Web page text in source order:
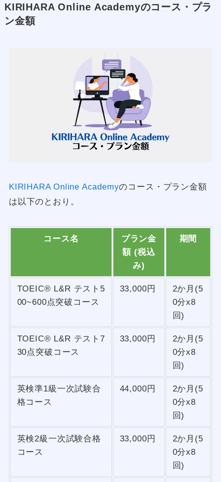
KIRIHARA Online Academyのコース・プラ
ン金額
KIRIHARA Online Academyのコース・プラン金額
は以下のとおり。
コース名
プラン金
額 (税込
み)
期間
TOEIC® L&R テスト5
00~600点突破コース
33,000円
2か月(5
0分x8
回)
TOEIC® L&R テスト7
30点突破コース
33,000円
2か月(5
0分x8
回)
英検準1級一次試験合
格コース
44,000円
2か月(5
0分x8
回)
英検2級一次試験合格
コース
33,000円
2か月(5
0分x8
回)